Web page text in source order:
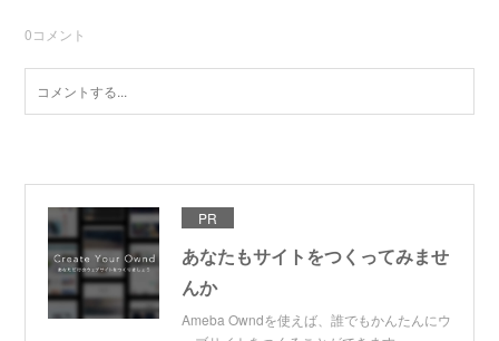
0コメント
PR
あなたもサイトをつくってみませ
んか
Ameba Owndを使えば、誰でもかんたんにウ